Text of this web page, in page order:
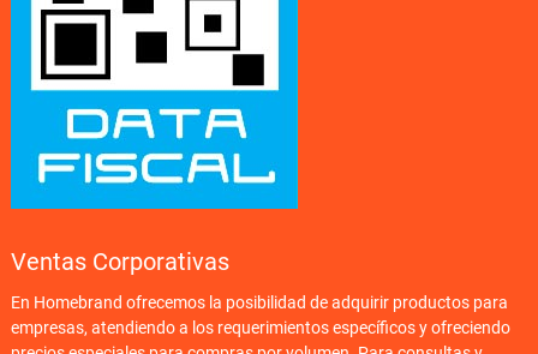
Ventas Corporativas
En Homebrand ofrecemos la posibilidad de adquirir productos para
empresas, atendiendo a los requerimientos específicos y ofreciendo